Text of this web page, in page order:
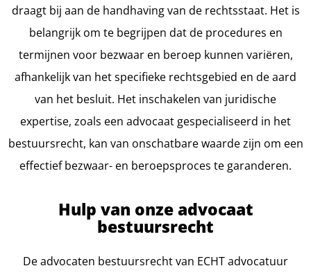
draagt bij aan de handhaving van de rechtsstaat. Het is
belangrijk om te begrijpen dat de procedures en
termijnen voor bezwaar en beroep kunnen variëren,
afhankelijk van het specifieke rechtsgebied en de aard
van het besluit. Het inschakelen van juridische
expertise, zoals een advocaat gespecialiseerd in het
bestuursrecht, kan van onschatbare waarde zijn om een
effectief bezwaar- en beroepsproces te garanderen.
Hulp van onze advocaat
bestuursrecht
De advocaten bestuursrecht van ECHT advocatuur